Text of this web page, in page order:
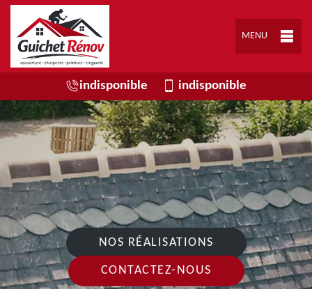
MENU
indisponible indisponible
NOS RÉALISATIONS
CONTACTEZ-NOUS